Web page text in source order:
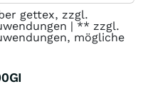
gettex, zzgl.
| ** zzgl.
mögliche